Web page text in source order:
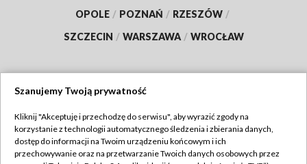
OPOLE / POZNAŃ / RZESZÓW /
SZCZECIN / WARSZAWA / WROCŁAW
TVP
Abonament TVP
Regulamin TVP
Szanujemy Twoją prywatność
Kliknij "Akceptuję i przechodzę do serwisu", aby wyrazić zgody na
korzystanie z technologii automatycznego śledzenia i zbierania danych,
dostęp do informacji na Twoim urządzeniu końcowym i ich
przechowywanie oraz na przetwarzanie Twoich danych osobowych przez